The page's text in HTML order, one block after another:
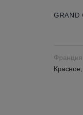
GRAND
Франция